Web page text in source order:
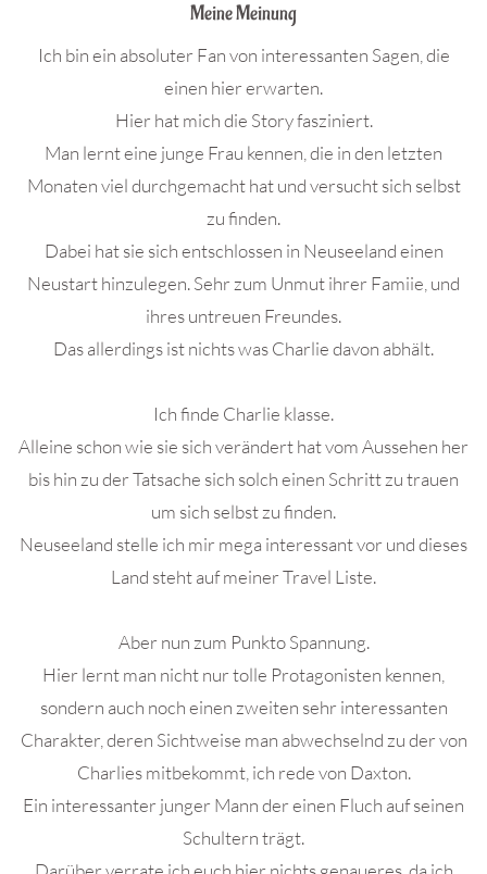
Meine Meinung
Ich bin ein absoluter Fan von interessanten Sagen, die
einen hier erwarten.
Hier hat mich die Story fasziniert.
Man lernt eine junge Frau kennen, die in den letzten
Monaten viel durchgemacht hat und versucht sich selbst
zu finden.
Dabei hat sie sich entschlossen in Neuseeland einen
Neustart hinzulegen. Sehr zum Unmut ihrer Famiie, und
ihres untreuen Freundes.
Das allerdings ist nichts was Charlie davon abhält.
Ich finde Charlie klasse.
Alleine schon wie sie sich verändert hat vom Aussehen her
bis hin zu der Tatsache sich solch einen Schritt zu trauen
um sich selbst zu finden.
Neuseeland stelle ich mir mega interessant vor und dieses
Land steht auf meiner Travel Liste.
Aber nun zum Punkto Spannung.
Hier lernt man nicht nur tolle Protagonisten kennen,
sondern auch noch einen zweiten sehr interessanten
Charakter, deren Sichtweise man abwechselnd zu der von
Charlies mitbekommt, ich rede von Daxton.
Ein interessanter junger Mann der einen Fluch auf seinen
Schultern trägt.